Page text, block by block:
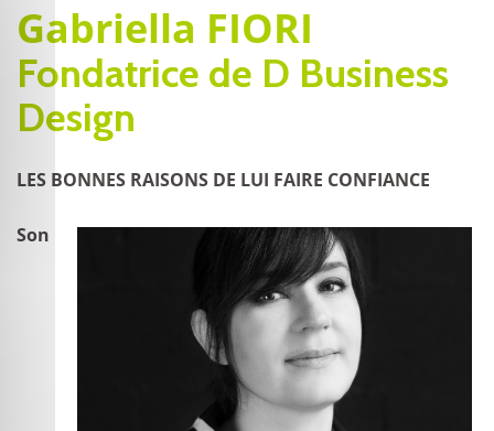
Gabriella FIORI
Fondatrice de D Business
Design
LES BONNES RAISONS DE LUI FAIRE CONFIANCE
Son